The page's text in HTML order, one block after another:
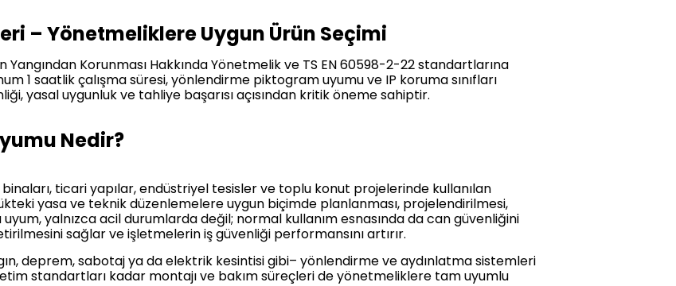
– Yönetmeliklere Uygun Ürün Seçimi
Yangından Korunması Hakkında Yönetmelik ve TS EN 60598-2-22 standartlarına
1 saatlik çalışma süresi, yönlendirme piktogram uyumu ve IP koruma sınıfları
yasal uygunluk ve tahliye başarısı açısından kritik öneme sahiptir.
Nedir?
ticari yapılar, endüstriyel tesisler ve toplu konut projelerinde kullanılan
yasa ve teknik düzenlemelere uygun biçimde planlanması, projelendirilmesi,
yalnızca acil durumlarda değil; normal kullanım esnasında da can güvenliğini
sağlar ve işletmelerin iş güvenliği performansını artırır.
deprem, sabotaj ya da elektrik kesintisi gibi– yönlendirme ve aydınlatma sistemleri
standartları kadar montajı ve bakım süreçleri de yönetmeliklere tam uyumlu